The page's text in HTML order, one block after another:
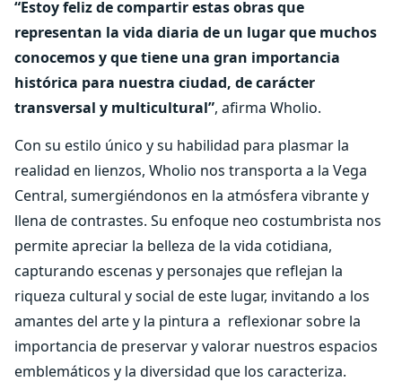
“Estoy feliz de compartir estas obras que
representan la vida diaria de un lugar que muchos
conocemos y que tiene una gran importancia
histórica para nuestra ciudad, de carácter
transversal y multicultural”, afirma Wholio.
Con su estilo único y su habilidad para plasmar la
realidad en lienzos, Wholio nos transporta a la Vega
Central, sumergiéndonos en la atmósfera vibrante y
llena de contrastes. Su enfoque neo costumbrista nos
permite apreciar la belleza de la vida cotidiana,
capturando escenas y personajes que reflejan la
riqueza cultural y social de este lugar, invitando a los
amantes del arte y la pintura a reflexionar sobre la
importancia de preservar y valorar nuestros espacios
emblemáticos y la diversidad que los caracteriza.